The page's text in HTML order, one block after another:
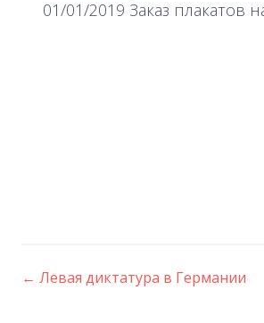
01/01/2019 Заказ плакатов
Post
← Левая диктатура в Германии